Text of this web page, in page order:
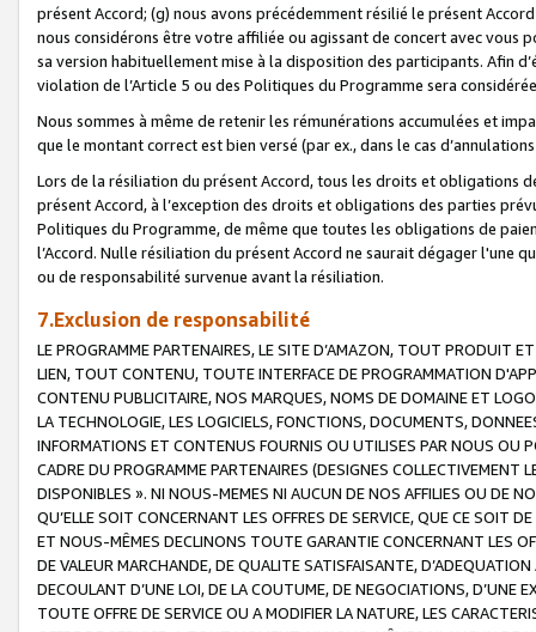
présent Accord; (g) nous avons précédemment résilié le présent
nous considérons être votre affiliée ou agissant de concert avec vous
sa version habituellement mise à la disposition des participants. Afin
violation de l’Article 5 ou des Politiques du Programme sera
Nous sommes à même de retenir les rémunérations accumulées et
que le montant correct est bien versé (par ex., dans le cas
Lors de la résiliation du présent Accord, tous les droits et obligations
présent Accord, à l’exception des droits et obligations des parties
Politiques du Programme, de même que toutes les obligations de
l’Accord. Nulle résiliation du présent Accord ne saurait dégager l'une
ou de responsabilité survenue avant la résiliation.
7.Exclusion de responsabilité
LE PROGRAMME PARTENAIRES, LE SITE D’AMAZON, TOUT PRODUIT
LIEN, TOUT CONTENU, TOUTE INTERFACE DE PROGRAMMATION
CONTENU PUBLICITAIRE, NOS MARQUES, NOMS DE DOMAINE ET
LA TECHNOLOGIE, LES LOGICIELS, FONCTIONS, DOCUMENTS,
INFORMATIONS ET CONTENUS FOURNIS OU UTILISES PAR NOUS OU
CADRE DU PROGRAMME PARTENAIRES (DESIGNES COLLECTIVEMENT
DISPONIBLES ». NI NOUS-MEMES NI AUCUN DE NOS AFFILIES OU DE
QU’ELLE SOIT CONCERNANT LES OFFRES DE SERVICE, QUE CE SOIT
ET NOUS-MÊMES DECLINONS TOUTE GARANTIE CONCERNANT LES
DE VALEUR MARCHANDE, DE QUALITE SATISFAISANTE,
DECOULANT D’UNE LOI, DE LA COUTUME, DE NEGOCIATIONS, D’UNE
TOUTE OFFRE DE SERVICE OU A MODIFIER LA NATURE, LES